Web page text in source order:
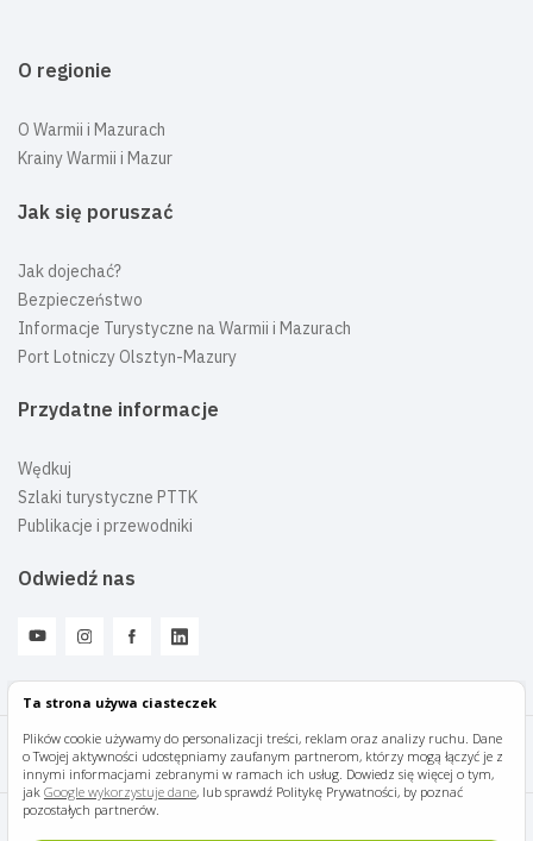
Ta strona używa ciasteczek
Plików cookie używamy do personalizacji treści, reklam oraz analizy ruchu. Dane
o Twojej aktywności udostępniamy zaufanym partnerom, którzy mogą łączyć je z
innymi informacjami zebranymi w ramach ich usług. Dowiedz się więcej o tym,
jak Google wykorzystuje dane, lub sprawdź Politykę Prywatności, by poznać
pozostałych partnerów.
O regionie
O Warmii i Mazurach
Krainy Warmii i Mazur
Jak się poruszać
Jak dojechać?
Bezpieczeństwo
Informacje Turystyczne na Warmii i Mazurach
Port Lotniczy Olsztyn-Mazury
Przydatne informacje
Wędkuj
Szlaki turystyczne PTTK
Publikacje i przewodniki
Odwiedź nas
Mazury Travel © 2026
Polityka prywatności